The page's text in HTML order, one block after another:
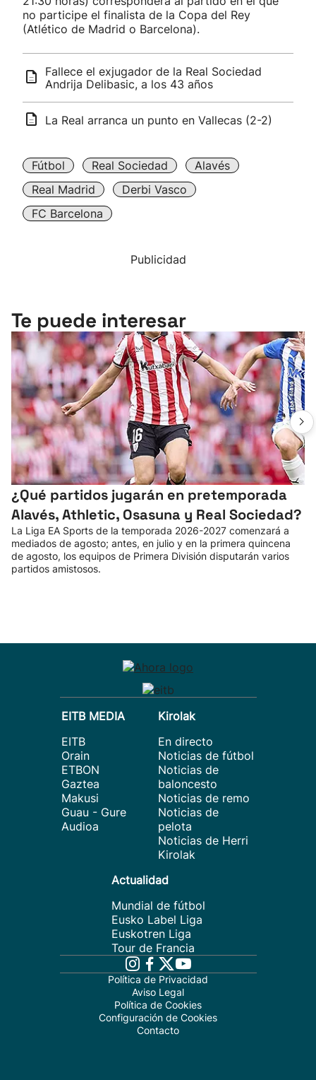
no participe el finalista de la Copa del Rey
(Atlético de Madrid o Barcelona).
Fallece el exjugador de la Real Sociedad
Andrija Delibasic, a los 43 años
La Real arranca un punto en Vallecas (2-2)
Fútbol Real Sociedad
Alavés
Real Madrid
Derbi Vasco
FC Barcelona
Publicidad
Te puede interesar
¿Qué partidos jugarán en pretemporada
Alavés, Athletic, Osasuna y Real Sociedad?
La Liga EA Sports de la temporada 2026-2027 comenzará a
mediados de agosto; antes, en julio y en la primera quincena
de agosto, los equipos de Primera División disputarán varios
partidos amistosos.
EITB MEDIA
EITB
Orain
ETBON
Gaztea
Makusi
Guau - Gure
Audioa
Kirolak
En directo
Noticias de fútbol
Noticias de
baloncesto
Noticias de remo
Noticias de
pelota
Noticias de Herri
Kirolak
Actualidad
Mundial de fútbol
Eusko Label Liga
Euskotren Liga
Tour de Francia
Política de Privacidad
Aviso Legal
Política de Cookies
Configuración de Cookies
Contacto